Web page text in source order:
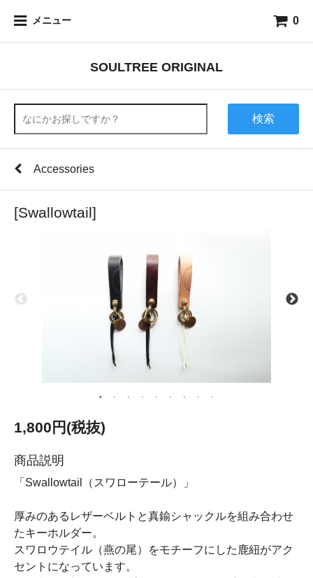
メニュー 0
SOULTREE ORIGINAL
検索
Accessories
[Swallowtail]
1,800円(税抜)
商品説明
「Swallowtail（スワローテール）」
厚みのあるレザーベルトと真鍮シャックルを組み合わせ
たキーホルダー。
スワロウテイル（燕の尾）をモチーフにした鹿紐がアク
セントになっています。